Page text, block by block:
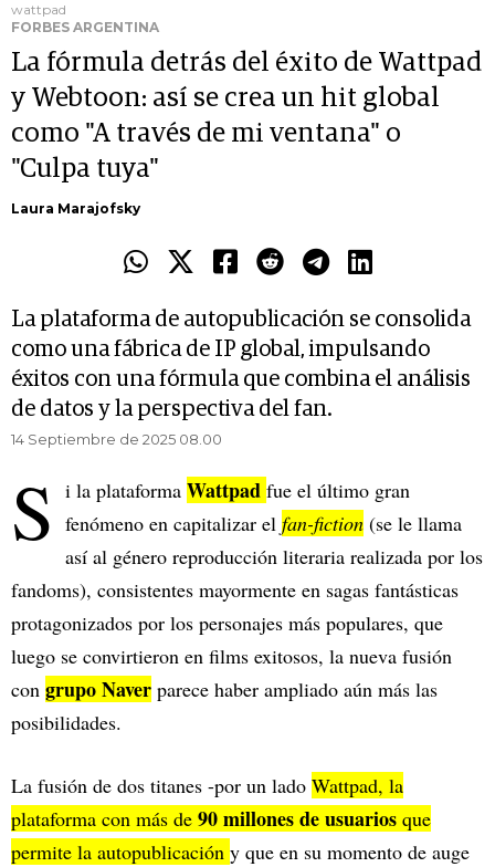
wattpad
FORBES ARGENTINA
La fórmula detrás del éxito de Wattpad
y Webtoon: así se crea un hit global
como "A través de mi ventana" o
"Culpa tuya"
Laura Marajofsky
La plataforma de autopublicación se consolida
como una fábrica de IP global, impulsando
éxitos con una fórmula que combina el análisis
de datos y la perspectiva del fan.
14 Septiembre de 2025 08.00
S i la plataforma Wattpad fue el último gran
fenómeno en capitalizar el fan-fiction (se le llama
así al género reproducción literaria realizada por los
fandoms), consistentes mayormente en sagas fantásticas
protagonizados por los personajes más populares, que
luego se convirtieron en films exitosos, la nueva fusión
con grupo Naver parece haber ampliado aún más las
posibilidades.
La fusión de dos titanes -por un lado Wattpad, la
plataforma con más de 90 millones de usuarios que
permite la autopublicación y que en su momento de auge